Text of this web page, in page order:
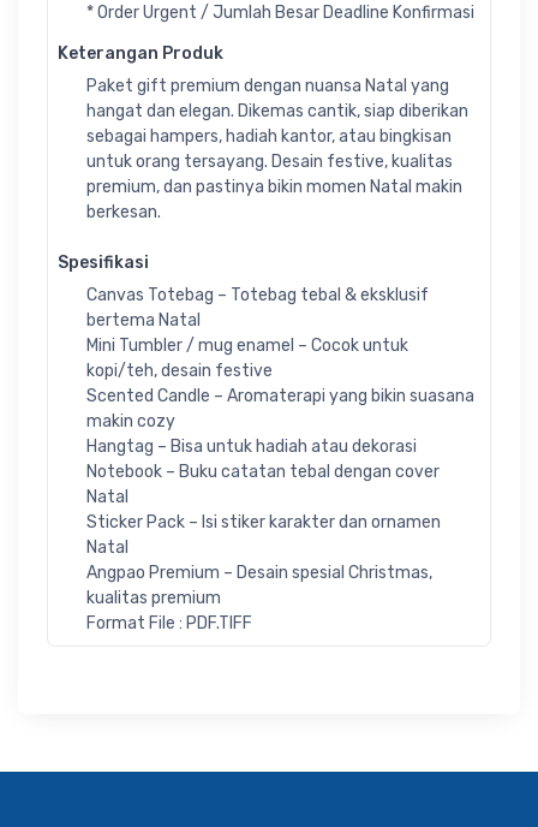
* Order Urgent / Jumlah Besar Deadline Konfirmasi
Keterangan Produk
Paket gift premium dengan nuansa Natal yang
hangat dan elegan. Dikemas cantik, siap diberikan
sebagai hampers, hadiah kantor, atau bingkisan
untuk orang tersayang. Desain festive, kualitas
premium, dan pastinya bikin momen Natal makin
berkesan.
Spesifikasi
Canvas Totebag – Totebag tebal & eksklusif
bertema Natal
Mini Tumbler / mug enamel – Cocok untuk
kopi/teh, desain festive
Scented Candle – Aromaterapi yang bikin suasana
makin cozy
Hangtag – Bisa untuk hadiah atau dekorasi
Notebook – Buku catatan tebal dengan cover
Natal
Sticker Pack – Isi stiker karakter dan ornamen
Natal
Angpao Premium – Desain spesial Christmas,
kualitas premium
Format File : PDF.TIFF